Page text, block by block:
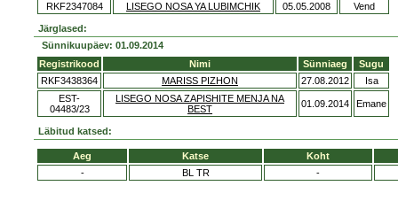
RKF2347084
LISEGO NOSA YA LUBIMCHIK 05.05.2008 Vend
Järglased:
Sünnikuupäev: 01.09.2014
Registrikood
Nimi Sünniaeg
Sugu
RKF3438364
MARISS PIZHON 27.08.2012
Isa
EST-
04483/23
LISEGO NOSA ZAPISHITE MENJA NA
BEST
01.09.2014 Emane
Läbitud katsed:
Aeg Katse
Koht
-
BL TR -